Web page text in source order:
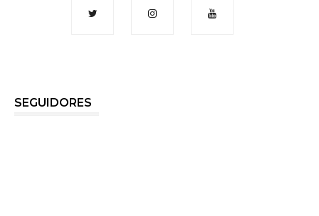
SEGUIDORES